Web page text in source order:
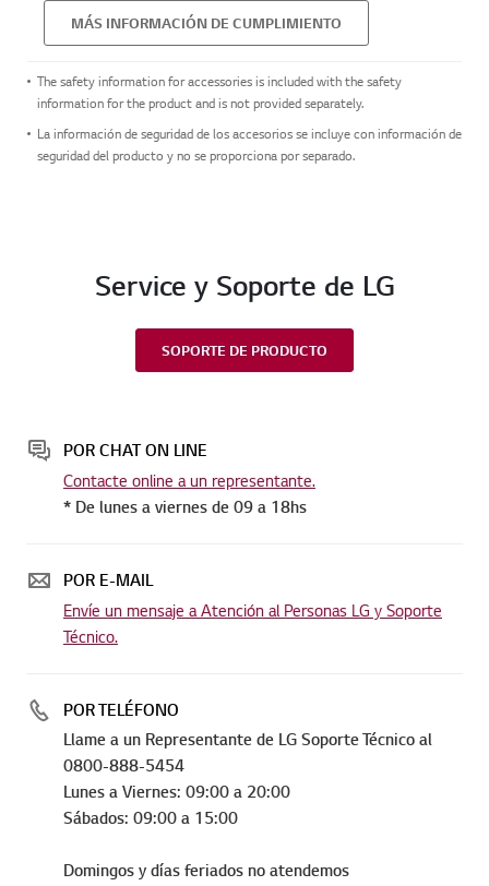
MÁS INFORMACIÓN DE CUMPLIMIENTO
The safety information for accessories is included with the safety
information for the product and is not provided separately.
La información de seguridad de los accesorios se incluye con información de
seguridad del producto y no se proporciona por separado.
Service y Soporte de LG
SOPORTE DE PRODUCTO
POR CHAT ON LINE
Contacte online a un representante.
* De lunes a viernes de 09 a 18hs
POR E-MAIL
Envíe un mensaje a Atención al Personas LG y Soporte
Técnico.
POR TELÉFONO
Llame a un Representante de LG Soporte Técnico al
0800-888-5454
Lunes a Viernes: 09:00 a 20:00
Sábados: 09:00 a 15:00
Domingos y días feriados no atendemos